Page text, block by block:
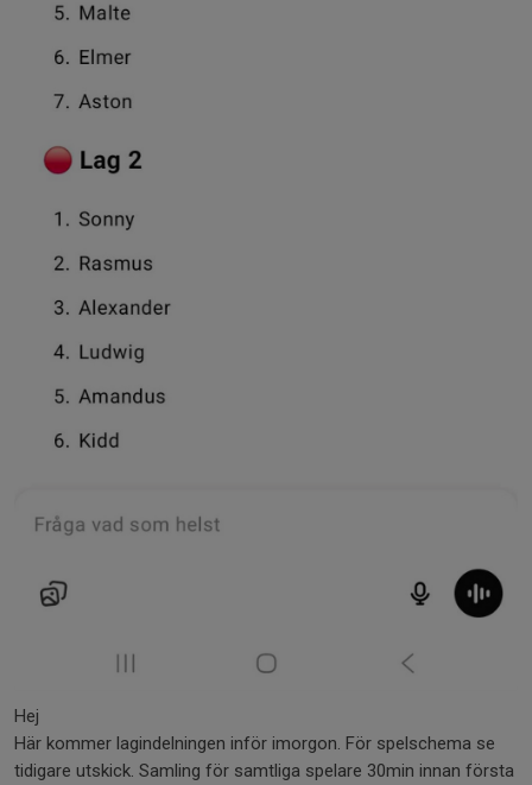
Hej
Här kommer lagindelningen inför imorgon. För spelschema se
tidigare utskick. Samling för samtliga spelare 30min innan första